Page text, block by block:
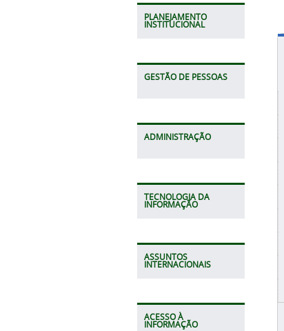
PLANEJAMENTO
INSTITUCIONAL
GESTÃO DE PESSOAS
ADMINISTRAÇÃO
TECNOLOGIA DA
INFORMAÇÃO
ASSUNTOS
INTERNACIONAIS
ACESSO À
INFORMAÇÃO